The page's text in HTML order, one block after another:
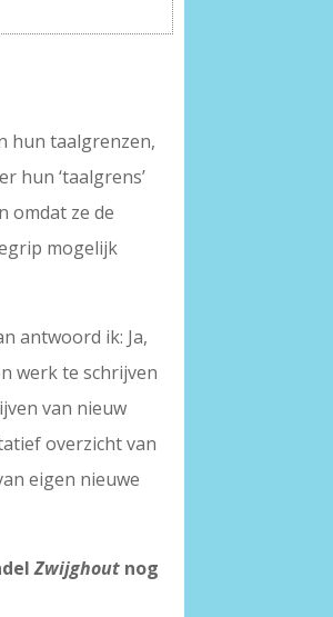
hun taalgrenzen,
hun ‘taalgrens’
omdat ze de
mogelijk
antwoord ik: Ja,
werk te schrijven
van nieuw
overzicht van
eigen nieuwe
Zwijghout nog